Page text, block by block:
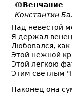
Венчание
Константин
Над невестой
Я держал
Любовался,
Этой нежной
Этой легкою
Этим светлым
Наконец она